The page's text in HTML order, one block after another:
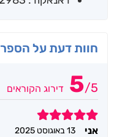
חוות דעת על הספר
5/5 דירוג הקוראים
5
אני
13 באוגוסט 2025